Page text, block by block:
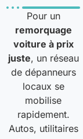
Pour un
remorquage
voiture à prix
juste, un réseau
de dépanneurs
locaux se
mobilise
rapidement.
Autos, utilitaires